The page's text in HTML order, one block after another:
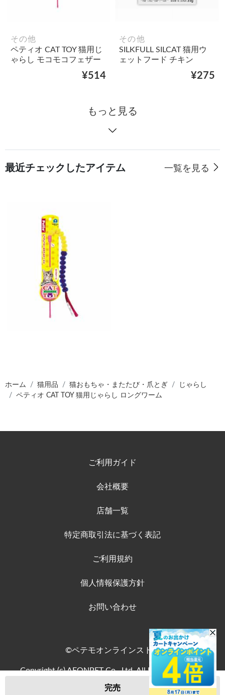
その他
ペティオ CAT TOY 猫用じ
ゃらし モコモコフェザー
¥514
その他
SILKFULL SILCAT 猫用ウ
ェットフード チキン
¥275
もっと見る
最近チェックしたアイテム 一覧を見る
ホーム 猫用品 猫おもちゃ・またたび・爪とぎ
じゃらし
ペティオ CAT TOY 猫用じゃらし ロングワーム
ご利用ガイド
会社概要
店舗一覧
特定商取引法に基づく表記
ご利用規約
個人情報保護方針
お問い合わせ
©ペテモオンラインストア
Copyright (c) AEONPET Co., Ltd. All Rights Reserved.
完売